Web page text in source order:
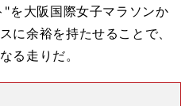
を大阪国際女子マラソンか
に余裕を持たせることで、
る走りだ。